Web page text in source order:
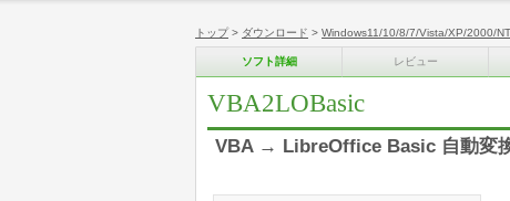
トップ> ダウンロード > Windows11/10/8/7/Vista/XP/2000/NT
ソフト詳細 レビュー
VBA2LOBasic
VBA → LibreOffice Basic 自動変